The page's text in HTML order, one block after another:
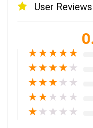
User Reviews
★★★★★
★★★★ ★
★★★ ★ ★
★★ ★ ★ ★
★ ★ ★ ★ ★